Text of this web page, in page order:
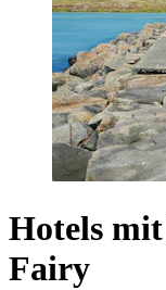
Hotels
Fairy